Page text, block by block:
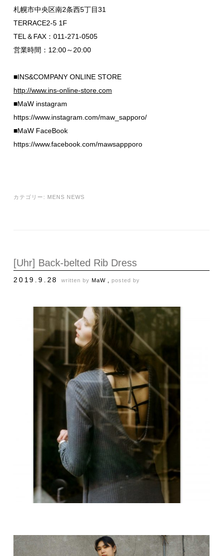
札幌市中央区南2条西5丁目31
TERRACE2-5 1F
TEL＆FAX：011-271-0505
営業時間：12:00～20:00
■INS&COMPANY ONLINE STORE
http://www.ins-online-store.com
■MaW instagram
https://www.instagram.com/maw_sapporo/
■MaW FaceBook
https://www.facebook.com/mawsappporo
カテゴリー: MENS NEWS
[Uhr] Back-belted Rib Dress
2019.9.28 written by MaW , posted by